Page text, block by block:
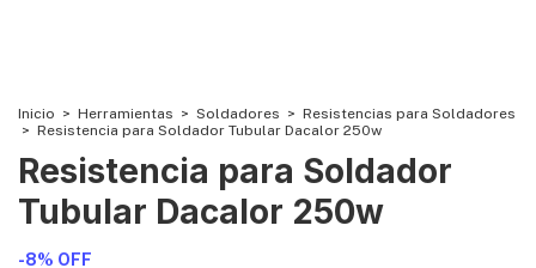
Inicio > Herramientas > Soldadores > Resistencias para Soldadores
> Resistencia para Soldador Tubular Dacalor 250w
Resistencia para Soldador
Tubular Dacalor 250w
-8% OFF